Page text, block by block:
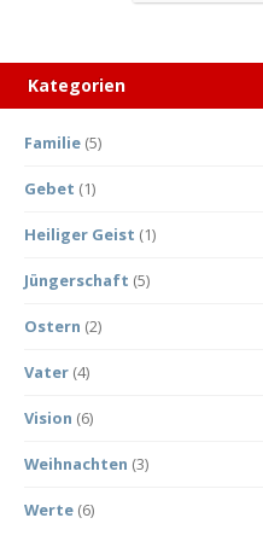
Kategorien
Familie (5)
Gebet (1)
Heiliger Geist (1)
Jüngerschaft (5)
Ostern (2)
Vater (4)
Vision (6)
Weihnachten (3)
Werte (6)